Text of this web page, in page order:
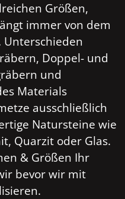
Größen,
immer von dem
Unterschieden
Doppel- und
und
Materials
ausschließlich
Natursteine wie
Quarzit oder Glas.
& Größen Ihr
bevor wir mit